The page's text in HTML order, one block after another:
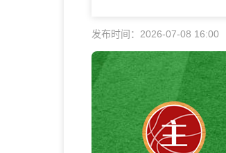
发布时间：2026-07-08 16:00